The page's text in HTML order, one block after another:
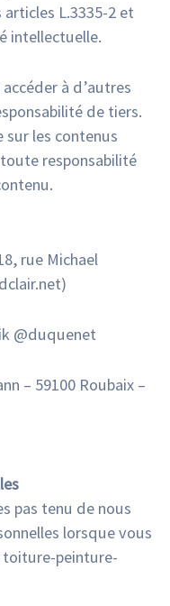
L.3335-2 et
intellectuelle.
à d’autres
de tiers.
sur les contenus
responsabilité
rue Michael
@duquenet
– 59100 Roubaix –
pas tenu de nous
lorsque vous
peinture-